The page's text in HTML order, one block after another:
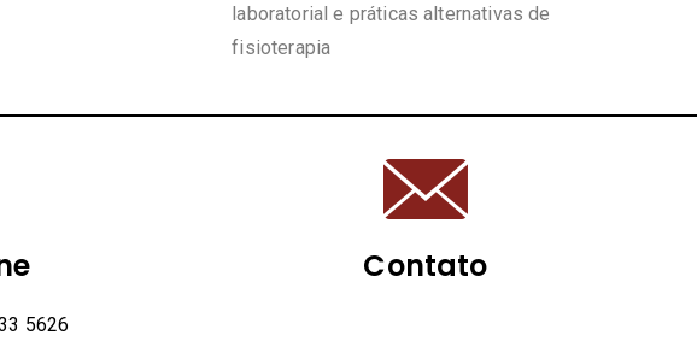
laboratorial e práticas alternativas de
fisioterapia
5626
Contato